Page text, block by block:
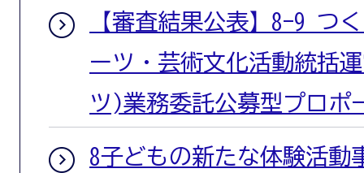
【審査結果公表】8-9 つ
ーツ・芸術文化活動統括
ツ)業務委託公募型プロポ
8子どもの新たな体験活動